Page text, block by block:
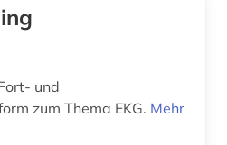
archäologische funde (1)
archäologisches denkmal (1)
und
zum Thema EKG. Mehr